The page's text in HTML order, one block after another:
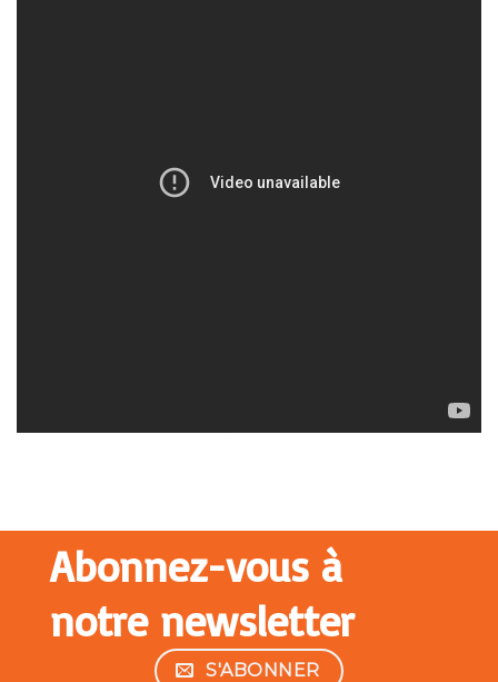
Abonnez-vous à
notre newsletter
S'ABONNER